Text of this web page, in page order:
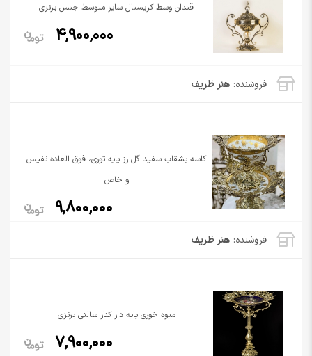
فروشنده: هنر ظریف
قندان وسط کریستال سایز متوسط جنس برنزی
4,900,000
فروشنده: هنر ظریف
کاسه بشقاب سفید گل رز پایه توری، فوق العاده نفیس
و خاص
9,800,000
میوه خوری پایه دار کنار سالنی برنزی
7,900,000